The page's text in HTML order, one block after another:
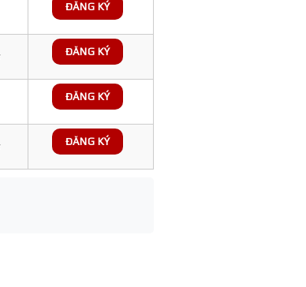
ĐĂNG KÝ
ĐĂNG KÝ
ĐĂNG KÝ
ĐĂNG KÝ